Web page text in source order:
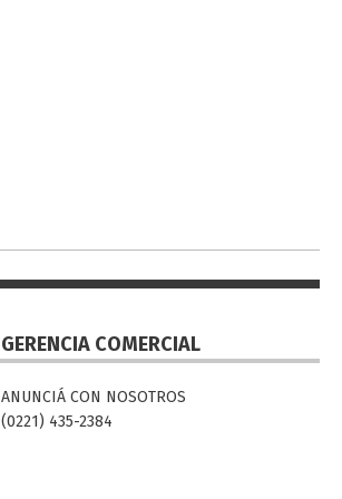
GERENCIA COMERCIAL
ANUNCIÁ CON NOSOTROS
(0221) 435-2384